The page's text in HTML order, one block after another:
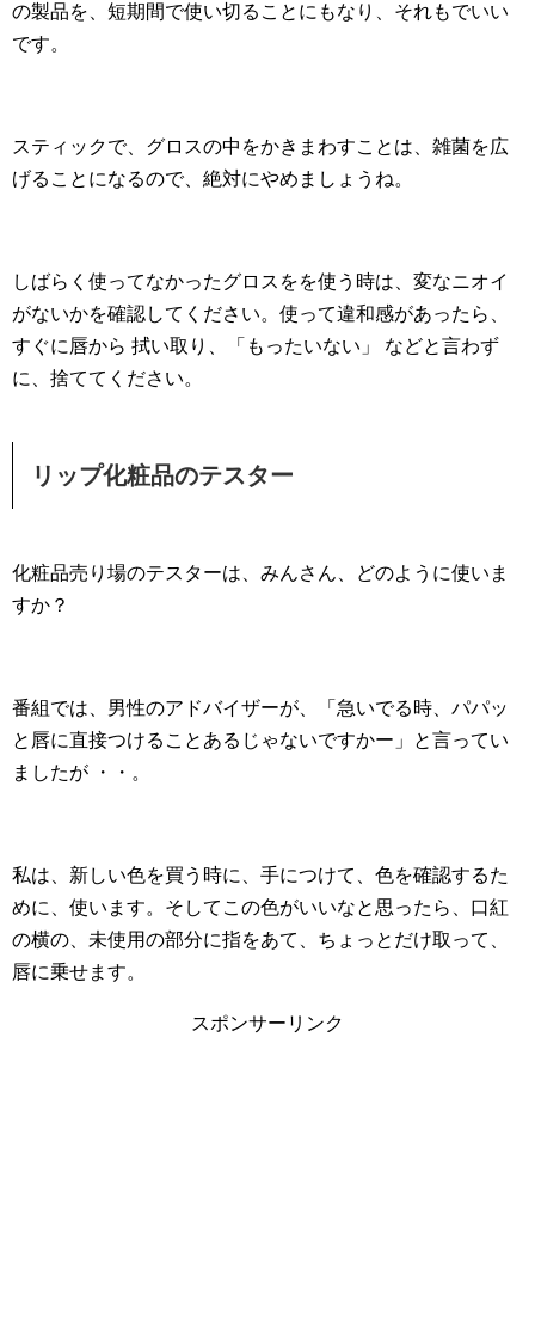
の製品を、短期間で使い切ることにもなり、それもでいい
です。
スティックで、グロスの中をかきまわすことは、雑菌を広
げることになるので、絶対にやめましょうね。
しばらく使ってなかったグロスをを使う時は、変なニオイ
がないかを確認してください。使って違和感があったら、
すぐに唇から 拭い取り、「もったいない」 などと言わず
に、捨ててください。
リップ化粧品のテスター
化粧品売り場のテスターは、みんさん、どのように使いま
すか？
番組では、男性のアドバイザーが、「急いでる時、パパッ
と唇に直接つけることあるじゃないですかー」と言ってい
ましたが ・・。
私は、新しい色を買う時に、手につけて、色を確認するた
めに、使います。そしてこの色がいいなと思ったら、口紅
の横の、未使用の部分に指をあて、ちょっとだけ取って、
唇に乗せます。
スポンサーリンク